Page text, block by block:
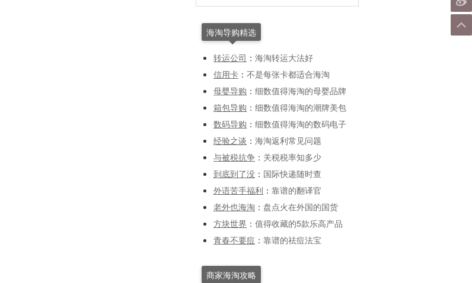
海淘导购精选
转运公司 ： 海淘转运大法好
信用卡 ： 不是每张卡都适合海淘
母婴导购 ： 细数值得海淘的母婴品牌
箱包导购 ： 细数值得海淘的潮牌美包
数码导购 ： 细数值得海淘的数码电子
经验之谈 ： 海淘返利常见问题
与被税抗争 ： 关税税率知多少
到底到了没 ： 国际快递随时查
外语苦手福利 ： 靠谱的翻译官
老外也海淘 ： 盘点火在外国的国货
方块世界 ： 值得收藏的5款乐高产品
青春不要痘 ： 靠谱的祛痘法宝
商家海淘攻略